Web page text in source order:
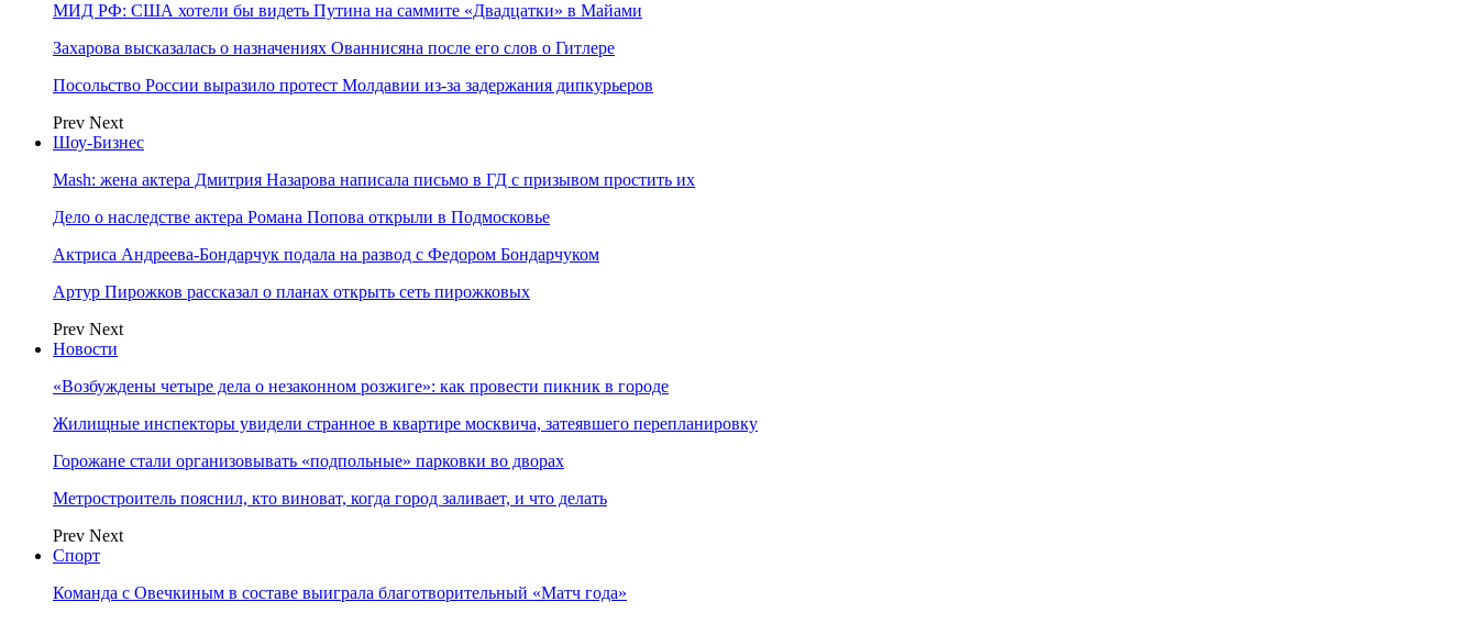
МИД РФ: США хотели бы видеть Путина на саммите «Двадцатки» в Майами
Захарова высказалась о назначениях Ованнисяна после его слов о Гитлере
Посольство России выразило протест Молдавии из-за задержания дипкурьеров
Prev Next
Шоу-Бизнес
Mash: жена актера Дмитрия Назарова написала письмо в ГД с призывом простить их
Дело о наследстве актера Романа Попова открыли в Подмосковье
Актриса Андреева-Бондарчук подала на развод с Федором Бондарчуком
Артур Пирожков рассказал о планах открыть сеть пирожковых
Prev Next
Новости
«Возбуждены четыре дела о незаконном розжиге»: как провести пикник в городе
Жилищные инспекторы увидели странное в квартире москвича, затеявшего перепланировку
Горожане стали организовывать «подпольные» парковки во дворах
Метростроитель пояснил, кто виноват, когда город заливает, и что делать
Prev Next
Спорт
Команда с Овечкиным в составе выиграла благотворительный «Матч года»